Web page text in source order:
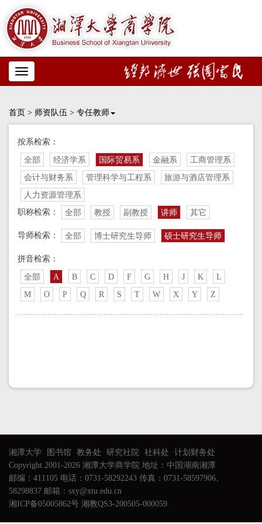
Toggle
navigation
首页 > 师资队伍 > 专任教师
按系检索：
全部 经济学系 国际贸易系 金融系
工商管理系
会计与财务系
管理科学与工程系
旅游与酒店管理系
人力资源管理系
职称检索：
全部 教授 副教授 讲师 其它
导师检索： 全部 博士研究生导师 硕士研究生导师
拼音检索：
全部 A B C D F G H J K
L
M
O P Q R S T W X Y Z
湘潭大学 图书馆 教务处 研究社院 社科处
计划财务处
Copyright 2001-2026 湘潭大学商学院 地址：中国湖南湘潭
邮编：411105 电话：0731-58292243 传真：0731-58597906、
58298837 邮箱：sxy@xtu.edu.cn
湘ICP备05005862号 湘教QS3-200505-000059